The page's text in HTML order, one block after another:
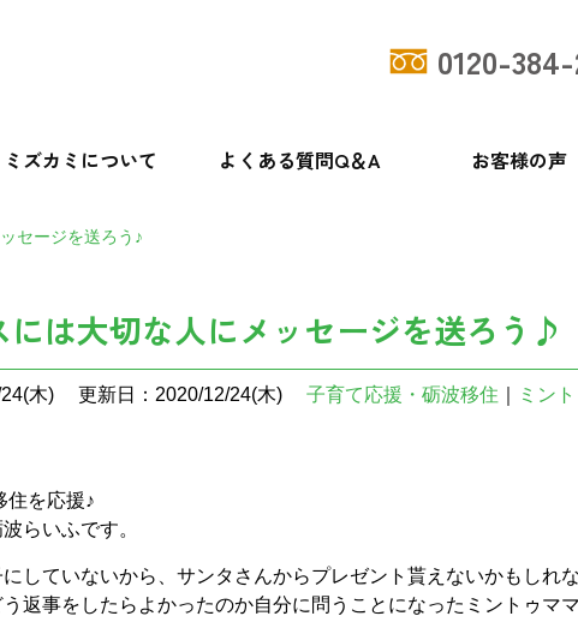
0120-
ミズカミについて よくある質問Q＆A お客様の声
セージを送ろう♪
には大切な人にメッセージを送ろう♪
木) 更新日：2020/12/24(木) 子育て応援・砺波移住 ミント
住を応援♪
らいふです。
していないから、サンタさんからプレゼント貰えないかもしれな
返事をしたらよかったのか自分に問うことになったミントゥマ